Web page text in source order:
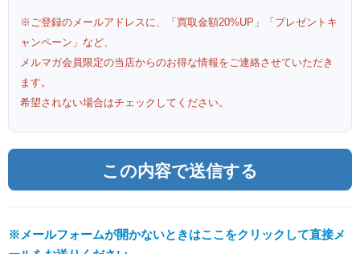
※ご登録のメールアドレスに、「買取金額20%UP」「プレゼントキ
ャンペーン」など、
メルマガ会員限定の当店からのお得な情報をご連絡させていただき
ます。
希望されない場合はチェックしてください。
※メールフォームが開かないときはここをクリックして直接メ